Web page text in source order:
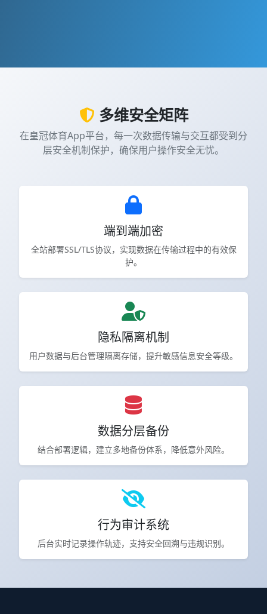
多维安全矩阵
在皇冠体育App平台，每一次数据传输与交互都受到分
层安全机制保护，确保用户操作安全无忧。
端到端加密
全站部署SSL/TLS协议，实现数据在传输过程中的有效保
护。
隐私隔离机制
用户数据与后台管理隔离存储，提升敏感信息安全等级。
数据分层备份
结合部署逻辑，建立多地备份体系，降低意外风险。
行为审计系统
后台实时记录操作轨迹，支持安全回溯与违规识别。